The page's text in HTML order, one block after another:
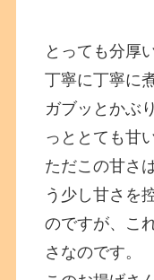
とっても分厚
丁寧に丁寧に
ガブッとかぶ
っととても甘
ただこの甘さ
う少し甘さを
のですが、こ
さなのです。